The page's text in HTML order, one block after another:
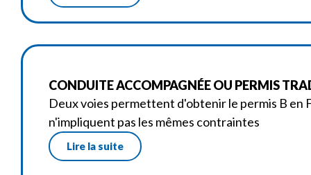
CONDUITE ACCOMPAGNÉE OU PERMIS
Deux voies permettent d'obtenir le permis B en
n'impliquent pas les mêmes contraintes
Lire la suite